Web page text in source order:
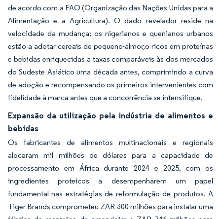
de acordo com a FAO (Organização das Nações Unidas para a
Alimentação e a Agricultura). O dado revelador reside na
velocidade da mudança; os nigerianos e quenianos urbanos
estão a adotar cereais de pequeno-almoço ricos em proteínas
e bebidas enriquecidas a taxas comparáveis às dos mercados
do Sudeste Asiático uma década antes, comprimindo a curva
de adoção e recompensando os primeiros intervenientes com
fidelidade à marca antes que a concorrência se intensifique.
Expansão da utilização pela indústria de alimentos e
bebidas
Os fabricantes de alimentos multinacionais e regionais
alocaram mil milhões de dólares para a capacidade de
processamento em África durante 2024 e 2025, com os
ingredientes proteicos a desempenharem um papel
fundamental nas estratégias de reformulação de produtos. A
Tiger Brands comprometeu ZAR 300 milhões para instalar uma